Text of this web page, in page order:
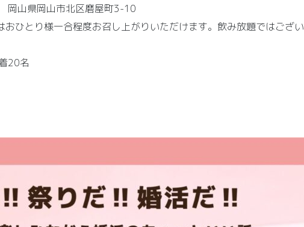
山県岡山市北区磨屋町3-10
り様一合程度お召し上がりいただけます。飲み放題ではござい
名